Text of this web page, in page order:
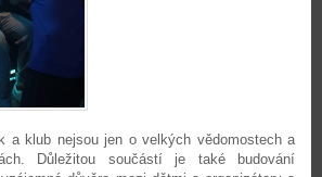
a klub nejsou jen o velkých vědomostech a
Důležitou součástí je také budování